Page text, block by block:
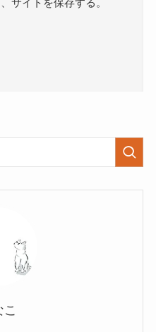
サイトを保存する。
こ